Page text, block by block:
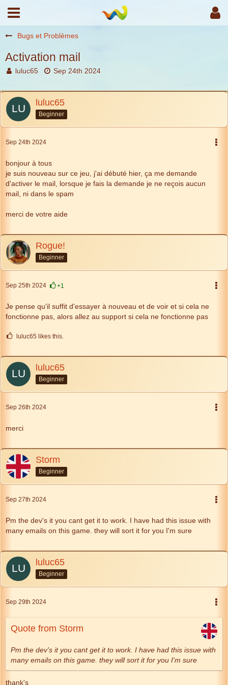
Bugs et Problèmes
Activation mail
luluc65 Sep 24th 2024
luluc65
Beginner
Sep 24th 2024
bonjour à tous
je suis nouveau sur ce jeu, j'ai débuté hier, ça me demande
d'activer le mail, lorsque je fais la demande je ne reçois aucun
mail, ni dans le spam
merci de votre aide
Rogue!
Beginner
Sep 25th 2024 +1
Je pense qu'il suffit d'essayer à nouveau et de voir et si cela ne
fonctionne pas, alors allez au support si cela ne fonctionne pas
luluc65 likes this.
luluc65
Beginner
Sep 26th 2024
merci
Storm
Beginner
Sep 27th 2024
Pm the dev's it you cant get it to work. I have had this issue with
many emails on this game. they will sort it for you I'm sure
luluc65
Beginner
Sep 29th 2024
Quote from Storm
Pm the dev's it you cant get it to work. I have had this issue with
many emails on this game. they will sort it for you I'm sure
thank's